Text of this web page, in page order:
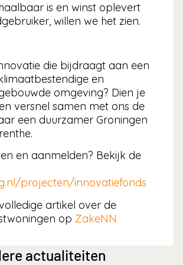
is en winst oplevert
willen we het zien.
die bijdraagt aan een
en
omgeving? Dien je
versnel samen met ons de
een duurzamer Groningen
en aanmelden? Bekijk de
projecten/innovatiefonds
artikel over de
op ZakeNN
actualiteiten